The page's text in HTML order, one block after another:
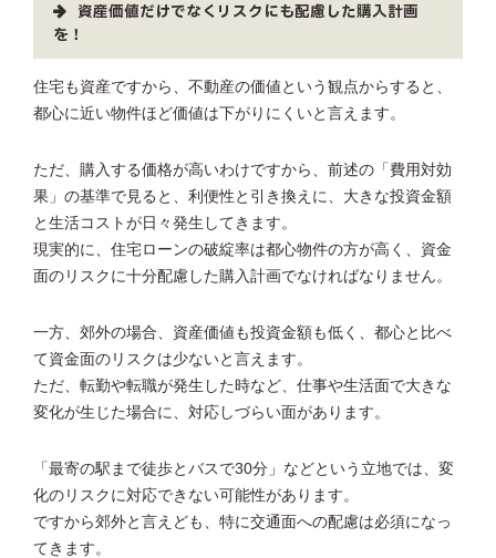
資産価値だけでなくリスクにも配慮した購入計画
を！
住宅も資産ですから、不動産の価値という観点からすると、
都心に近い物件ほど価値は下がりにくいと言えます。
ただ、購入する価格が高いわけですから、前述の「費用対効
果」の基準で見ると、利便性と引き換えに、大きな投資金額
と生活コストが日々発生してきます。
現実的に、住宅ローンの破綻率は都心物件の方が高く、資金
面のリスクに十分配慮した購入計画でなければなりません。
一方、郊外の場合、資産価値も投資金額も低く、都心と比べ
て資金面のリスクは少ないと言えます。
ただ、転勤や転職が発生した時など、仕事や生活面で大きな
変化が生じた場合に、対応しづらい面があります。
「最寄の駅まで徒歩とバスで30分」などという立地では、変
化のリスクに対応できない可能性があります。
ですから郊外と言えども、特に交通面への配慮は必須になっ
てきます。